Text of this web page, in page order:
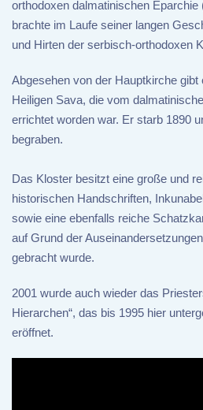
orthodoxen dalmatinischen
brachte im Laufe seiner langen
und Hirten der serbisch-orthodoxen
Abgesehen von der Hauptkirche gibt
Heiligen Sava, die vom
errichtet worden war. Er starb 1890
begraben.
Das Kloster besitzt eine große und
historischen Handschriften,
sowie eine ebenfalls reiche
auf Grund der
gebracht wurde.
2001 wurde auch wieder das
Hierarchen“, das bis 1995 hier
eröffnet.